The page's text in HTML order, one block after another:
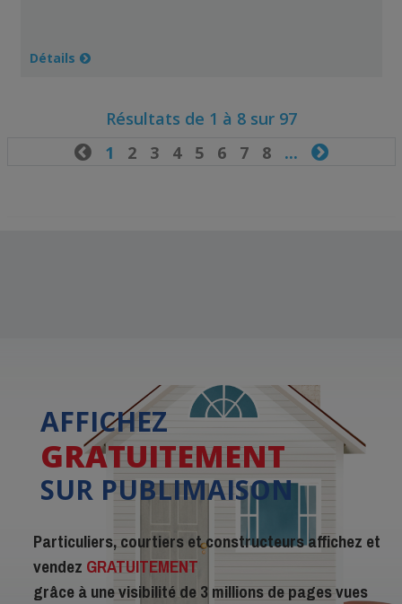
Détails
Résultats de 1 à 8 sur 97
1 2 3 4 5 6 7 8... 
AFFICHEZ
GRATUITEMENT
SUR PUBLIMAISON
Particuliers, courtiers et constructeurs affichez et
vendez GRATUITEMENT
grâce à une visibilité de 3 millions de pages vues